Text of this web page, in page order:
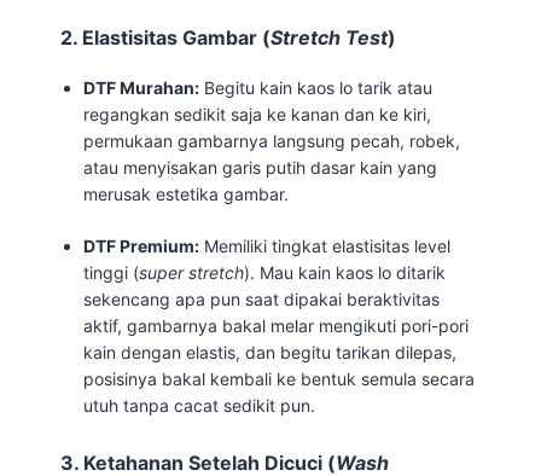
2. Elastisitas Gambar (Stretch Test)
DTF Murahan: Begitu kain kaos lo tarik atau
regangkan sedikit saja ke kanan dan ke kiri,
permukaan gambarnya langsung pecah, robek,
atau menyisakan garis putih dasar kain yang
merusak estetika gambar.
DTF Premium: Memiliki tingkat elastisitas level
tinggi (super stretch). Mau kain kaos lo ditarik
sekencang apa pun saat dipakai beraktivitas
aktif, gambarnya bakal melar mengikuti pori-pori
kain dengan elastis, dan begitu tarikan dilepas,
posisinya bakal kembali ke bentuk semula secara
utuh tanpa cacat sedikit pun.
3. Ketahanan Setelah Dicuci (Wash